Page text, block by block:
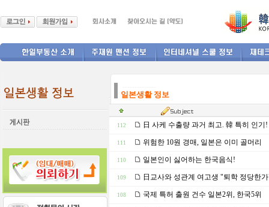
일본생활 정보
112 日 사케 수출량 과거 최고. 韓 특히 인기!
111 위험한 10원 경매, 일본은 이미 골머리
110 일본인이 싫어하는 한국음식!
109 日교사와 성관계 여고생 "퇴학 정당한
108 국제 특허 출원 건수 일본2위, 한국5위